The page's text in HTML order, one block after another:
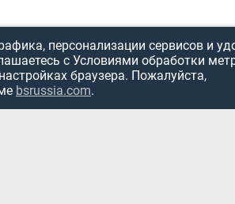
персонализации сервисов и
с Условиями обработки
браузера. Пожалуйста,
bsrussia.com.